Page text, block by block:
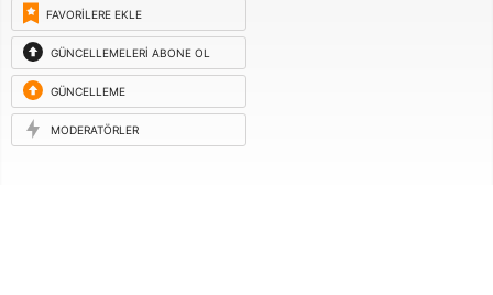
FAVORILERE EKLE
GÜNCELLEMELERI ABONE OL
GÜNCELLEME
ISTEĞI
MODERATÖRLER